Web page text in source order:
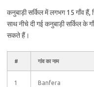
कनुबाड़ी सर्किल में लगभग 15 गाँव
साथ नीचे दी गई कनुबाड़ी सर्किल
सकते हैं।
# गांव का नाम
1 Banfera